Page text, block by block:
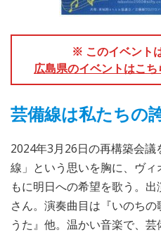
※ このイベント
広島県のイベントはこち
芸備線は私たちの
2024年3月26日の再構築会
線」という思いを胸に、ヴ
もに明日への希望を歌う。
さん。演奏曲目は『いのち
うた』他。温かい音楽で、芸